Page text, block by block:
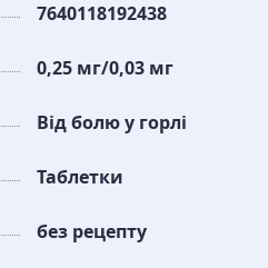
7640118192438
0,25 мг/0,03 мг
Від болю у горлі
Таблетки
без рецепту